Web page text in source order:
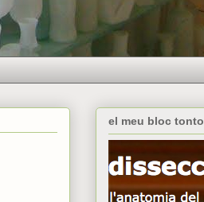
el meu bloc tonto